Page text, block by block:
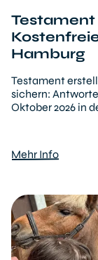
Testament
Hamburg
Testament
sichern:
Oktober 2026 in
Mehr Info